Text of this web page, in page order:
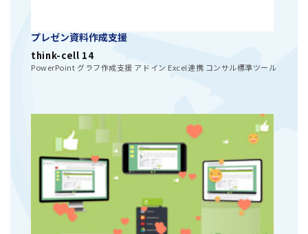
プレゼン資料作成支援
think-cell 14
PowerPoint グラフ作成支援 アドイン Excel連携 コンサル標準ツール